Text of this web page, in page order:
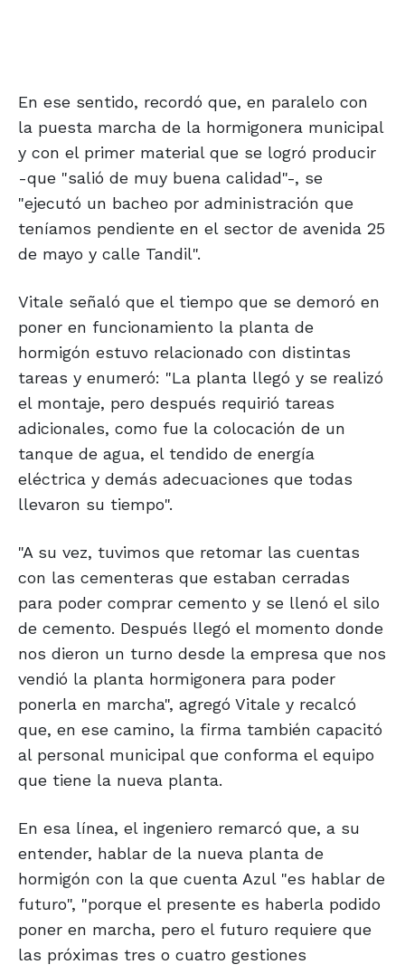
En ese sentido, recordó que, en paralelo con
la puesta marcha de la hormigonera municipal
y con el primer material que se logró producir
-que "salió de muy buena calidad"-, se
"ejecutó un bacheo por administración que
teníamos pendiente en el sector de avenida 25
de mayo y calle Tandil".
Vitale señaló que el tiempo que se demoró en
poner en funcionamiento la planta de
hormigón estuvo relacionado con distintas
tareas y enumeró: "La planta llegó y se realizó
el montaje, pero después requirió tareas
adicionales, como fue la colocación de un
tanque de agua, el tendido de energía
eléctrica y demás adecuaciones que todas
llevaron su tiempo".
"A su vez, tuvimos que retomar las cuentas
con las cementeras que estaban cerradas
para poder comprar cemento y se llenó el silo
de cemento. Después llegó el momento donde
nos dieron un turno desde la empresa que nos
vendió la planta hormigonera para poder
ponerla en marcha", agregó Vitale y recalcó
que, en ese camino, la firma también capacitó
al personal municipal que conforma el equipo
que tiene la nueva planta.
En esa línea, el ingeniero remarcó que, a su
entender, hablar de la nueva planta de
hormigón con la que cuenta Azul "es hablar de
futuro", "porque el presente es haberla podido
poner en marcha, pero el futuro requiere que
las próximas tres o cuatro gestiones